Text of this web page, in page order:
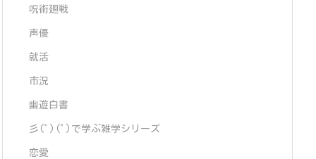
呪術廻戦
声優
就活
市況
幽遊白書
彡(ﾟ)(ﾟ)で学ぶ雑学シリーズ
恋愛